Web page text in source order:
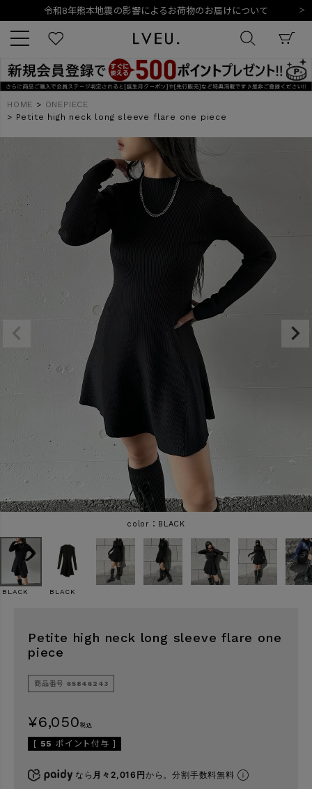
令和8年熊本地震の影響によるお荷物のお届けについて
新規会員登録でもれなく500ポイントプレゼント
令和8年熊本地震の影響によるお荷物のお届けについて
キーワード
販売タイプ
SALE
商品タイプ
ORIGINAL HIT ITEM
価格（税込）
〜
在庫なし商品
HOME
ONEPIECE
Petite high neck long sleeve flare one piece
BLACK
BLACK BLACK
Petite high neck long sleeve flare one
piece
商品番号 65846243
¥6,050 税込
[ 55 ポイント付与 ]
なら 月々2,016円から。分割手数料無料